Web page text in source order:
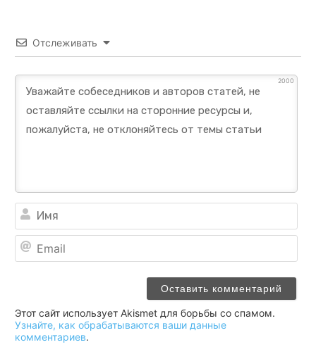
Отслеживать
2000
Этот сайт использует Akismet для борьбы со спамом.
Узнайте, как обрабатываются ваши данные
комментариев.